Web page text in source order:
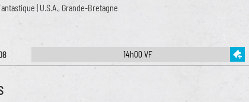
| U.S.A., Grande-Bretagne
14h00 VF